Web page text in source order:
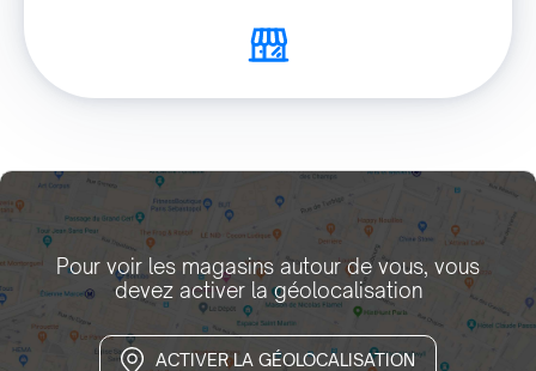
Pour voir les magasins autour de vous, vous
devez activer la géolocalisation
ACTIVER LA GÉOLOCALISATION